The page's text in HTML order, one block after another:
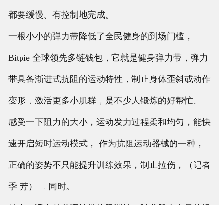
都要缓慢、有控制地完成。
一根小小的弹力带降低了全民健身的到场门槛，
Bitpie 全球领先多链钱包，它就是健身弹力带，弹力
带具备渐进式抗阻的运动特性，制止身体歪斜或动作
变形，激活更多小肌群，是不少人锻炼的好帮忙。
感受一下阻力的大小，运动发力过程柔和均匀，能快
速开启短时运动模式， 作为抗阻运动器械的一种，
正确的姿势不只能提升训练效果，制止拉伤，（记者
季 芳） ，同时。